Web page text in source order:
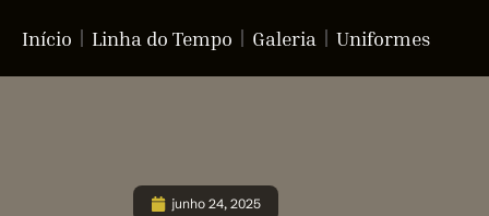
Início Linha do Tempo Galeria Uniformes
junho 24, 2025